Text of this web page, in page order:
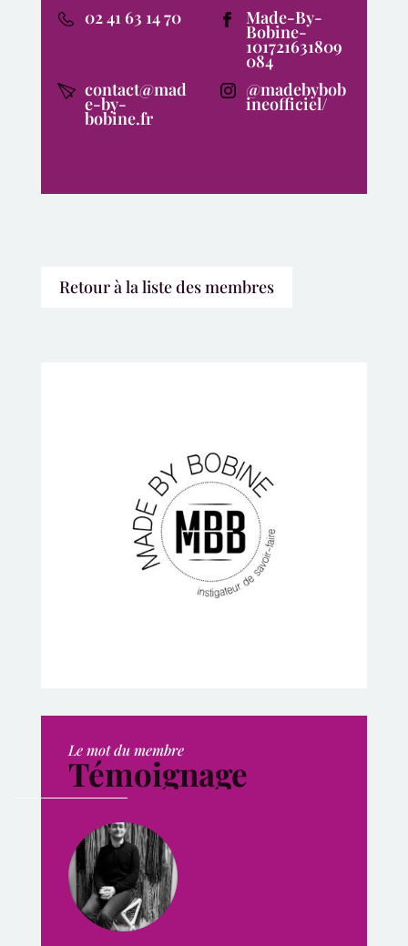
02 41 63 14 70 Made-By-
Bobine-
101721631809
084
contact@mad
e-by-
bobine.fr
@madebybob
ineofficiel/
Retour à la liste des membres
Le mot du membre
Témoignage